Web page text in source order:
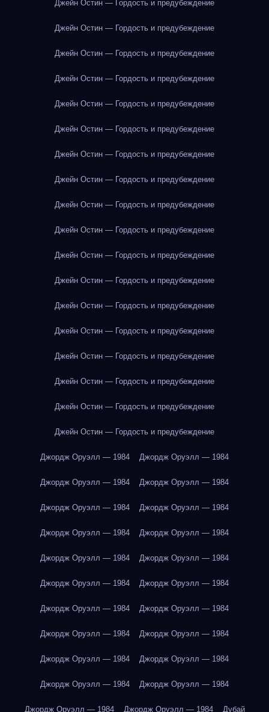
Джейн Остин — Гордость и предубеждение
Джейн Остин — Гордость и предубеждение
Джейн Остин — Гордость и предубеждение
Джейн Остин — Гордость и предубеждение
Джейн Остин — Гордость и предубеждение
Джейн Остин — Гордость и предубеждение
Джейн Остин — Гордость и предубеждение
Джейн Остин — Гордость и предубеждение
Джейн Остин — Гордость и предубеждение
Джейн Остин — Гордость и предубеждение
Джейн Остин — Гордость и предубеждение
Джейн Остин — Гордость и предубеждение
Джейн Остин — Гордость и предубеждение
Джейн Остин — Гордость и предубеждение
Джейн Остин — Гордость и предубеждение
Джейн Остин — Гордость и предубеждение
Джейн Остин — Гордость и предубеждение
Джейн Остин — Гордость и предубеждение
Джордж Оруэлл — 1984 Джордж Оруэлл — 1984
Джордж Оруэлл — 1984 Джордж Оруэлл — 1984
Джордж Оруэлл — 1984 Джордж Оруэлл — 1984
Джордж Оруэлл — 1984 Джордж Оруэлл — 1984
Джордж Оруэлл — 1984 Джордж Оруэлл — 1984
Джордж Оруэлл — 1984 Джордж Оруэлл — 1984
Джордж Оруэлл — 1984 Джордж Оруэлл — 1984
Джордж Оруэлл — 1984 Джордж Оруэлл — 1984
Джордж Оруэлл — 1984 Джордж Оруэлл — 1984
Джордж Оруэлл — 1984 Джордж Оруэлл — 1984
Джордж Оруэлл — 1984 Джордж Оруэлл — 1984 Дубай